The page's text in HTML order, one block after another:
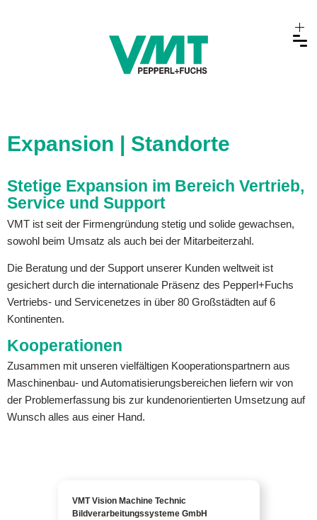
Expansion | Standorte
Stetige Expansion im Bereich Vertrieb,
Service und Support
VMT ist seit der Firmengründung stetig und solide gewachsen,
sowohl beim Umsatz als auch bei der Mitarbeiterzahl.
Die Beratung und der Support unserer Kunden weltweit ist
gesichert durch die internationale Präsenz des Pepperl+Fuchs
Vertriebs- und Servicenetzes in über 80 Großstädten auf 6
Kontinenten.
Kooperationen
Zusammen mit unseren vielfältigen Kooperationspartnern aus
Maschinenbau- und Automatisierungsbereichen liefern wir von
der Problemerfassung bis zur kundenorientierten Umsetzung auf
Wunsch alles aus einer Hand.
VMT Vision Machine Technic
Bildverarbeitungssysteme GmbH